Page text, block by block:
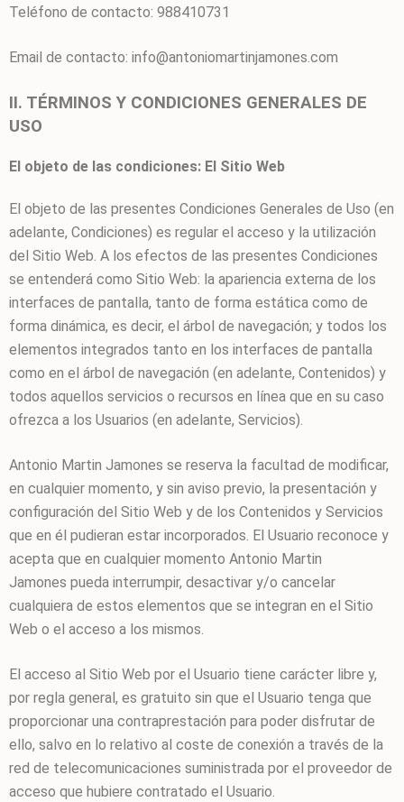
Teléfono de contacto: 988410731
Email de contacto: info@antoniomartinjamones.com
II. TÉRMINOS Y CONDICIONES GENERALES DE
USO
El objeto de las condiciones: El Sitio Web
El objeto de las presentes Condiciones Generales de Uso (en
adelante, Condiciones) es regular el acceso y la utilización
del Sitio Web. A los efectos de las presentes Condiciones
se entenderá como Sitio Web: la apariencia externa de los
interfaces de pantalla, tanto de forma estática como de
forma dinámica, es decir, el árbol de navegación; y todos los
elementos integrados tanto en los interfaces de pantalla
como en el árbol de navegación (en adelante, Contenidos) y
todos aquellos servicios o recursos en línea que en su caso
ofrezca a los Usuarios (en adelante, Servicios).
Antonio Martin Jamones se reserva la facultad de modificar,
en cualquier momento, y sin aviso previo, la presentación y
configuración del Sitio Web y de los Contenidos y Servicios
que en él pudieran estar incorporados. El Usuario reconoce y
acepta que en cualquier momento Antonio Martin
Jamones pueda interrumpir, desactivar y/o cancelar
cualquiera de estos elementos que se integran en el Sitio
Web o el acceso a los mismos.
El acceso al Sitio Web por el Usuario tiene carácter libre y,
por regla general, es gratuito sin que el Usuario tenga que
proporcionar una contraprestación para poder disfrutar de
ello, salvo en lo relativo al coste de conexión a través de la
red de telecomunicaciones suministrada por el proveedor de
acceso que hubiere contratado el Usuario.